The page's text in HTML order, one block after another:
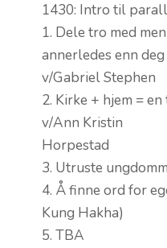
1430: Intro til
1. Dele tro med
annerledes enn deg
v/Gabriel Stephen
2. Kirke + hjem =
v/Ann Kristin
Horpestad
3. Utruste
4. Å finne ord for
Kung Hakha)
5. TBA